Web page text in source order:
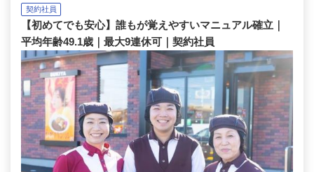
契約社員
【初めてでも安心】誰もが覚えやすいマニュアル確立｜
平均年齢49.1歳｜最大9連休可｜契約社員